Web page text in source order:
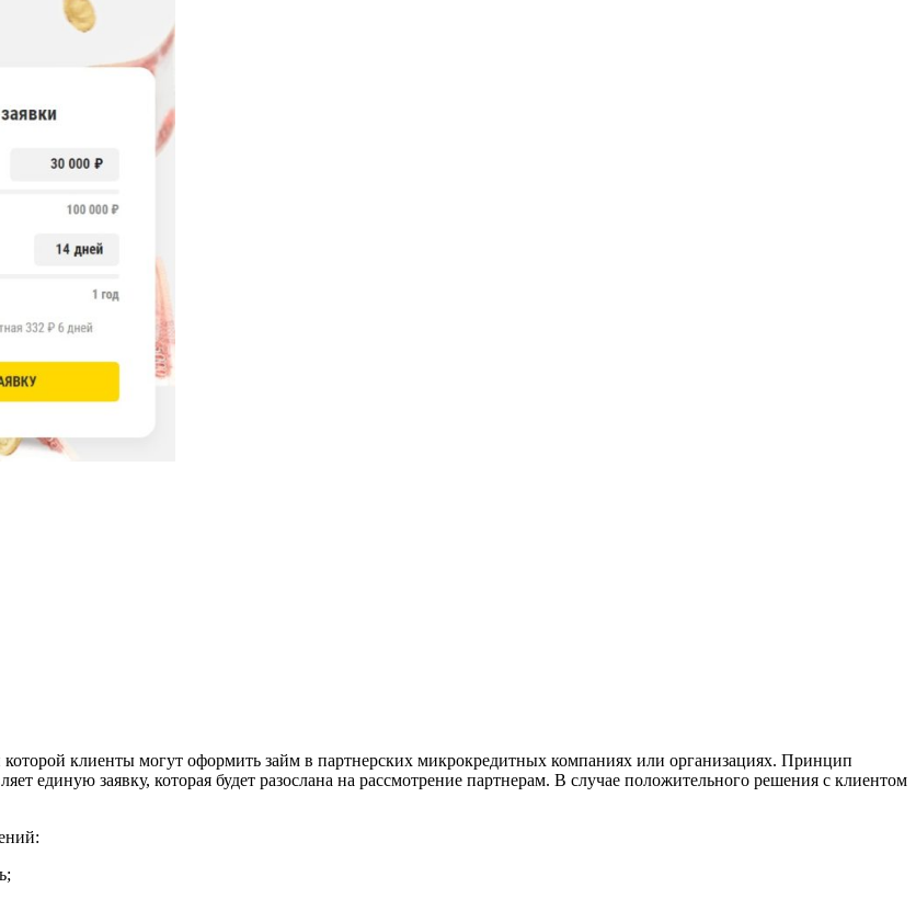
которой клиенты могут оформить займ в партнерских микрокредитных компаниях или организациях. Принцип
единую заявку, которая будет разослана на рассмотрение партнерам. В случае положительного решения с клиентом